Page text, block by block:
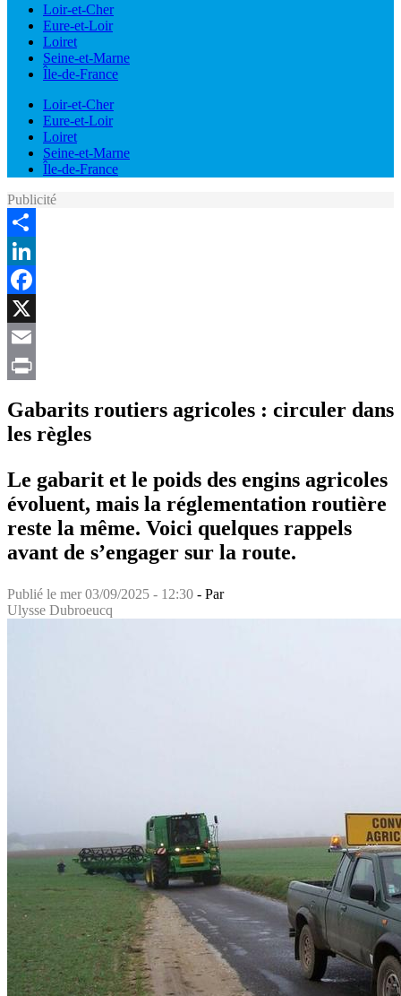
Loir-et-Cher
Eure-et-Loir
Loiret
Seine-et-Marne
Île-de-France
Loir-et-Cher
Eure-et-Loir
Loiret
Seine-et-Marne
Île-de-France
Publicité
Share
LinkedIn
Facebook
X
Email
Gabarits routiers agricoles : circuler dans
les règles
Le gabarit et le poids des engins agricoles
évoluent, mais la réglementation routière
reste la même. Voici quelques rappels
avant de s’engager sur la route.
Publié le mer 03/09/2025 - 12:30 - Par
Ulysse Dubroeucq